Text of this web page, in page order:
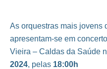
As orquestras mais jovens
apresentam-se em
Vieira – Caldas da Saúde
2024, pelas 18:00h